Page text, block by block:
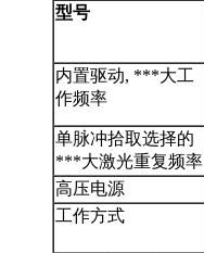
型号
内置驱动, ***大工
作频率
单脉冲拾取选择的
***大激光重复频率
高压电源
工作方式